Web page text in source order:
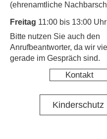
(ehrenamtliche
Freitag 11:00 bis 13:00 Uhr
​Bitte nutzen Sie auch den
Anrufbeantworter, da wir
gerade im Gespräch sind.
Kontakt
Kinderschutz